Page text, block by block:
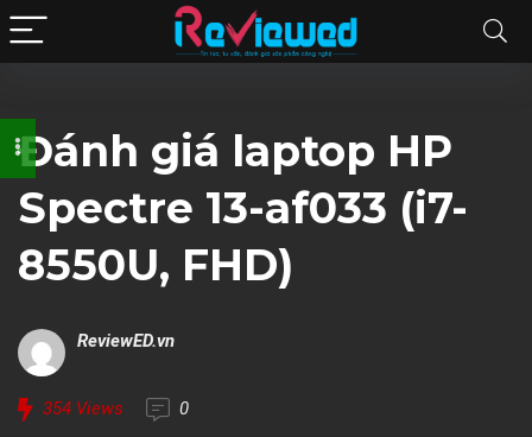
Đánh giá laptop HP
Spectre 13-af033 (i7-
8550U, FHD)
ReviewED.vn
354 Views
0